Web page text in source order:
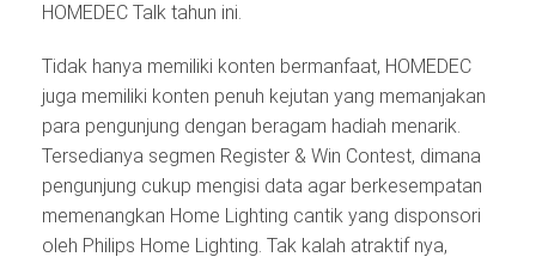
HOMEDEC Talk tahun ini.
Tidak hanya memiliki konten bermanfaat, HOMEDEC
juga memiliki konten penuh kejutan yang memanjakan
para pengunjung dengan beragam hadiah menarik.
Tersedianya segmen Register & Win Contest, dimana
pengunjung cukup mengisi data agar berkesempatan
memenangkan Home Lighting cantik yang disponsori
oleh Philips Home Lighting. Tak kalah atraktif nya,